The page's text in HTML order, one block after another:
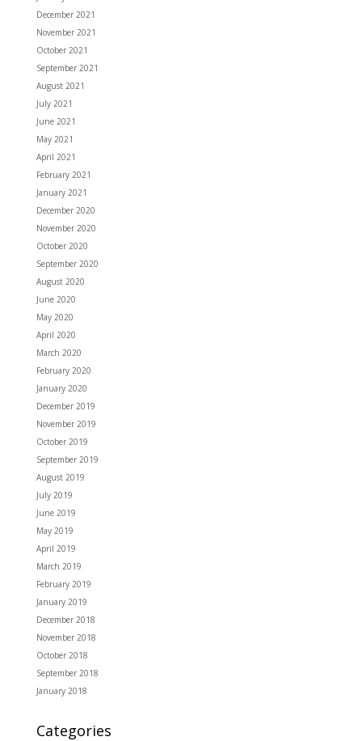
December 2021
November 2021
October 2021
September 2021
August 2021
July 2021
June 2021
May 2021
April 2021
February 2021
January 2021
December 2020
November 2020
October 2020
September 2020
August 2020
June 2020
May 2020
April 2020
March 2020
February 2020
January 2020
December 2019
November 2019
October 2019
September 2019
August 2019
July 2019
June 2019
May 2019
April 2019
March 2019
February 2019
January 2019
December 2018
November 2018
October 2018
September 2018
January 2018
Categories